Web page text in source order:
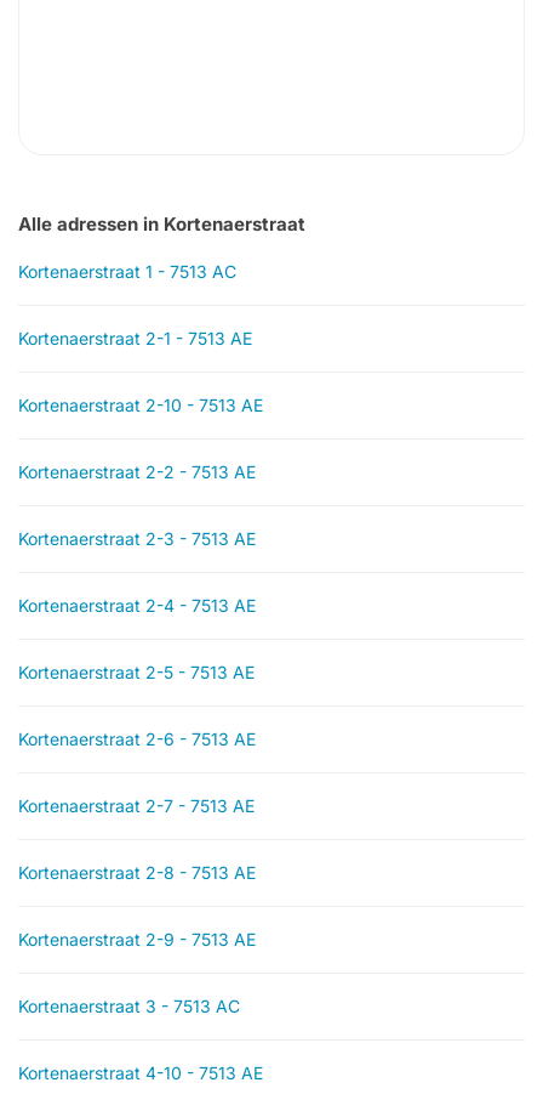
Alle adressen in Kortenaerstraat
Kortenaerstraat 1 - 7513 AC
Kortenaerstraat 2-1 - 7513 AE
Kortenaerstraat 2-10 - 7513 AE
Kortenaerstraat 2-2 - 7513 AE
Kortenaerstraat 2-3 - 7513 AE
Kortenaerstraat 2-4 - 7513 AE
Kortenaerstraat 2-5 - 7513 AE
Kortenaerstraat 2-6 - 7513 AE
Kortenaerstraat 2-7 - 7513 AE
Kortenaerstraat 2-8 - 7513 AE
Kortenaerstraat 2-9 - 7513 AE
Kortenaerstraat 3 - 7513 AC
Kortenaerstraat 4-10 - 7513 AE